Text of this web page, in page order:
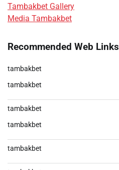
Tambakbet Gallery
Media Tambakbet
Recommended Web Links
tambakbet
tambakbet
tambakbet
tambakbet
tambakbet